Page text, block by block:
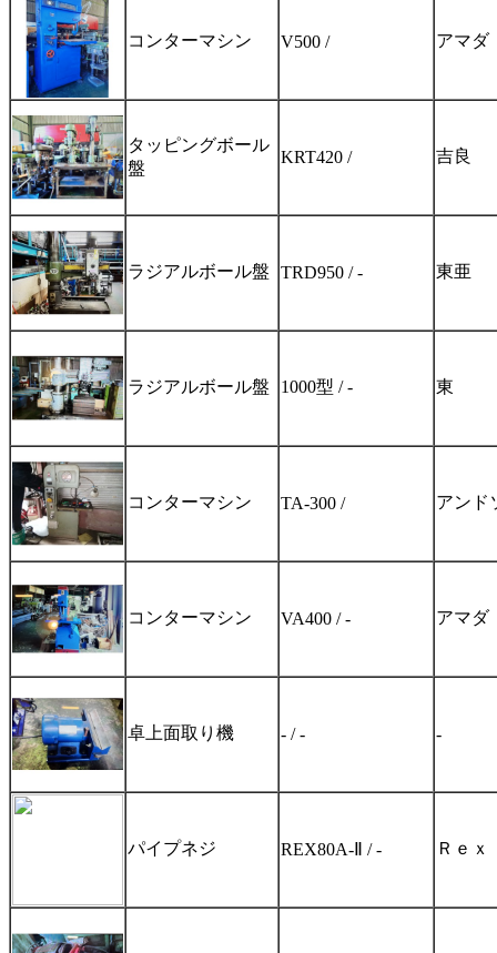
コンターマシン V500 / アマダ
タッピングボール
盤
KRT420 / 吉良
ラジアルボール盤 TRD950 / - 東亜
ラジアルボール盤 1000型 / - 東
コンターマシン TA-300 / アンド
コンターマシン VA400 / - アマダ
卓上面取り機 - / - -
パイプネジ REX80A-Ⅱ / - Ｒｅｘ